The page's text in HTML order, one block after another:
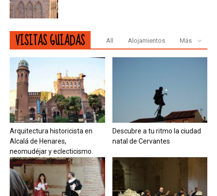
VISITAS GUIADAS All Alojamientos Más
Arquitectura historicista en
Alcalá de Henares,
neomudéjar y eclecticismo.
Descubre a tu ritmo la ciudad
natal de Cervantes